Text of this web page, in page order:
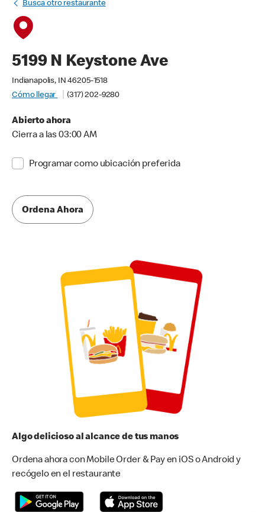
Busca otro restaurante
5199 N Keystone Ave
Indianapolis, IN 46205-1518
Cómo llegar
(317) 202-9280
Abierto ahora
Cierra a las 03:00 AM
Programar como ubicación preferida
Ordena Ahora
Algo delicioso al alcance de tus manos
Ordena ahora con Mobile Order & Pay en iOS o Android y
recógelo en el restaurante